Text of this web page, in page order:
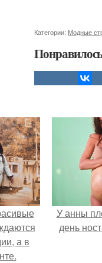
Категории: Модные
а в
У анны
день